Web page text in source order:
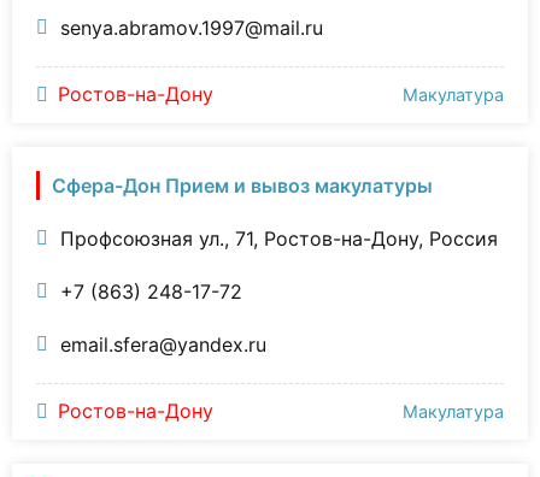
senya.abramov.1997@mail.ru
Ростов-на-Дону Макулатура
Сфера-Дон Прием и вывоз макулатуры
Профсоюзная ул., 71, Ростов-на-Дону, Россия
+7 (863) 248-17-72
email.sfera@yandex.ru
Ростов-на-Дону Макулатура